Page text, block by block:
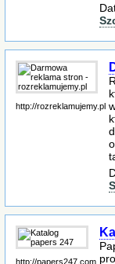
http://rozreklamujemy.pl
http://papers247.com